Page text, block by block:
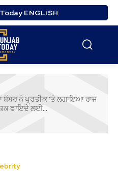
ENGLISH
ਨੇ ਪ੍ਰਤੀਕ ‘ਤੇ ਲਗਾਇਆ ਰਾਜ
ਫਾਇਦੇ ਲਈ...